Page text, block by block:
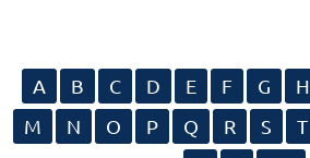
A B C D E F G H
M
N O P Q R S T